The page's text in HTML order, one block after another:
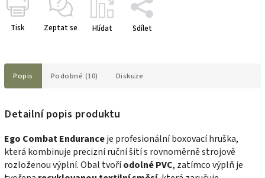
Tisk Zeptat se Hlídat Sdílet
Popis Podobné (10) Diskuze
Detailní popis produktu
Ego Combat Enduranceje profesionální boxovací hruška,
která kombinuje precizní ruční šití s rovnoměrně strojově
rozloženou výplní. Obal tvoříodolné PVC, zatímco výplň je